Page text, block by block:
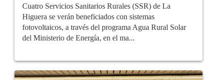
Cuatro Servicios Sanitarios Rurales (SSR) de La
Higuera se verán beneficiados con sistemas
fotovoltaicos, a través del programa Agua Rural Solar
del Ministerio de Energía, en el ma...